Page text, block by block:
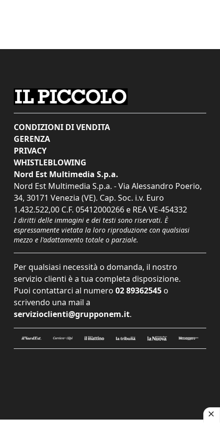
CONDIZIONI DI VENDITA
GERENZA
PRIVACY
WHISTLEBLOWING
Nord Est Multimedia S.p.a.
Nord Est Multimedia S.p.a. - Via Alessandro Poerio,
34, 30171 Venezia (VE). Cap. Soc. i.v. Euro
1.432.522,00 C.F. 05412000266 e REA VE-454332
I diritti delle immagini e dei testi sono riservati. È
espressamente vietata la loro riproduzione con qualsiasi
mezzo e l'adattamento totale o parziale.
Per qualsiasi necessità o domanda, il nostro
servizio clienti è a tua completa disposizione.
Puoi contattarci al numero 02 89362545 o
scrivendo una mail a
servizioclienti@grupponem.it.